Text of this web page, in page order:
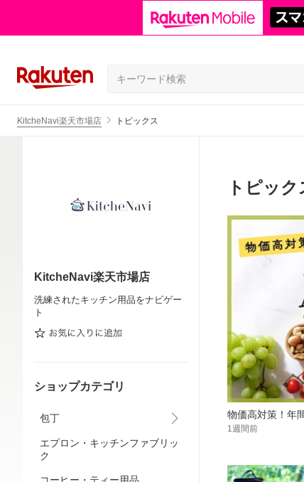
KitcheNavi楽天市場店 トピックス
KitcheNavi楽天市場店
洗練されたキッチン用品をナビゲー
ト
ショップカテゴリ
包丁
エプロン・キッチンファブリッ
ク
トピック
物価高対策！年
1週間前